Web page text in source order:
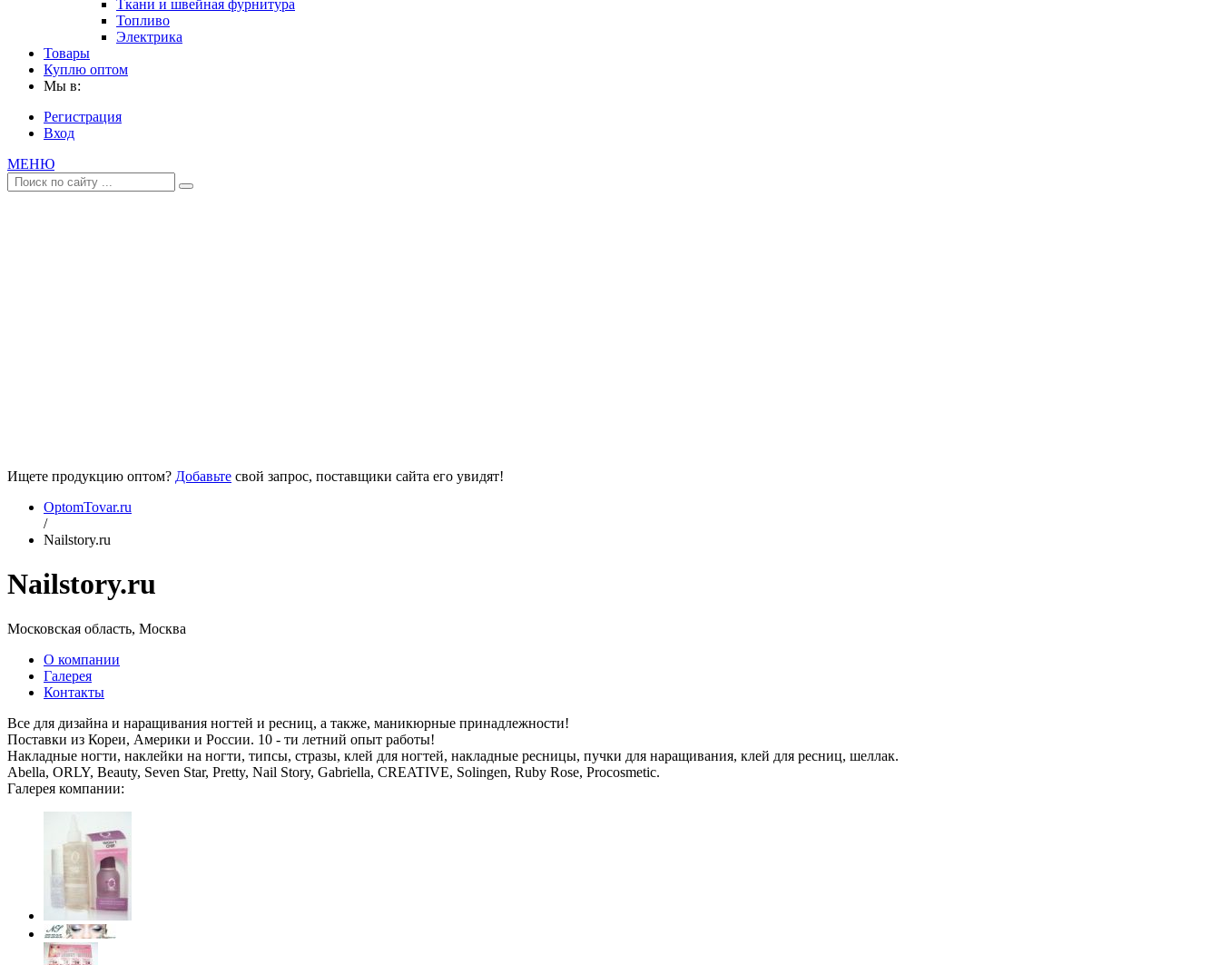
Ткани и швейная фурнитура
Топливо
Электрика
Товары
Куплю оптом
Мы в:
Регистрация
Вход
МЕНЮ
Ищете продукцию оптом? Добавьте свой запрос, поставщики сайта его увидят!
OptomTovar.ru
/
Nailstory.ru
Nailstory.ru
Московская область, Москва
О компании
Галерея
Контакты
Все для дизайна и наращивания ногтей и ресниц, а также, маникюрные принадлежности!
Поставки из Кореи, Америки и России. 10 - ти летний опыт работы!
Накладные ногти, наклейки на ногти, типсы, стразы, клей для ногтей, накладные ресницы, пучки для наращивания, клей для ресниц, шеллак.
Abella, ORLY, Beauty, Seven Star, Pretty, Nail Story, Gabriella, CREATIVE, Solingen, Ruby Rose, Procosmetic.
Галерея компании: